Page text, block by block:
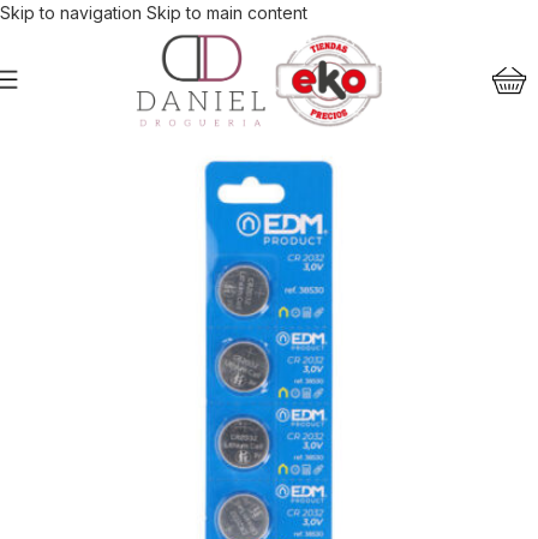
Skip to navigation Skip to main content